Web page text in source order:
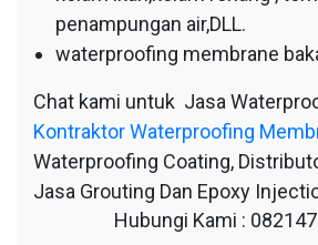
penampungan air,DLL.
waterproofing membrane
Chat kami untuk Jasa
Kontraktor Waterproofing
Waterproofing Coating,
Jasa Grouting Dan Epoxy
Hubungi Kami :